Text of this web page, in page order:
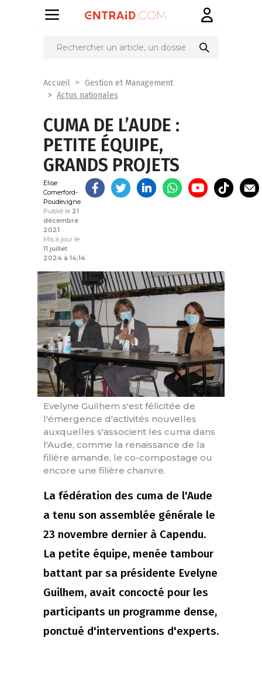
Partager
Accueil
Gestion et Management
Actus nationales
CUMA DE L’AUDE :
PETITE ÉQUIPE,
GRANDS PROJETS
Elise
Comerford-
Poudevigne
Publié le 21
décembre
2021
Mis à jour le
11 juillet
2024 à 14:14
Evelyne Guilhem s'est félicitée de
l'émergence d'activités nouvelles
auxquelles s'associent les cuma dans
l'Aude, comme la renaissance de la
filière amande, le co-compostage ou
encore une filière chanvre.
La fédération des cuma de l'Aude
a tenu son assemblée générale le
23 novembre dernier à Capendu.
La petite équipe, menée tambour
battant par sa présidente Evelyne
Guilhem, avait concocté pour les
participants un programme dense,
ponctué d'interventions d'experts.